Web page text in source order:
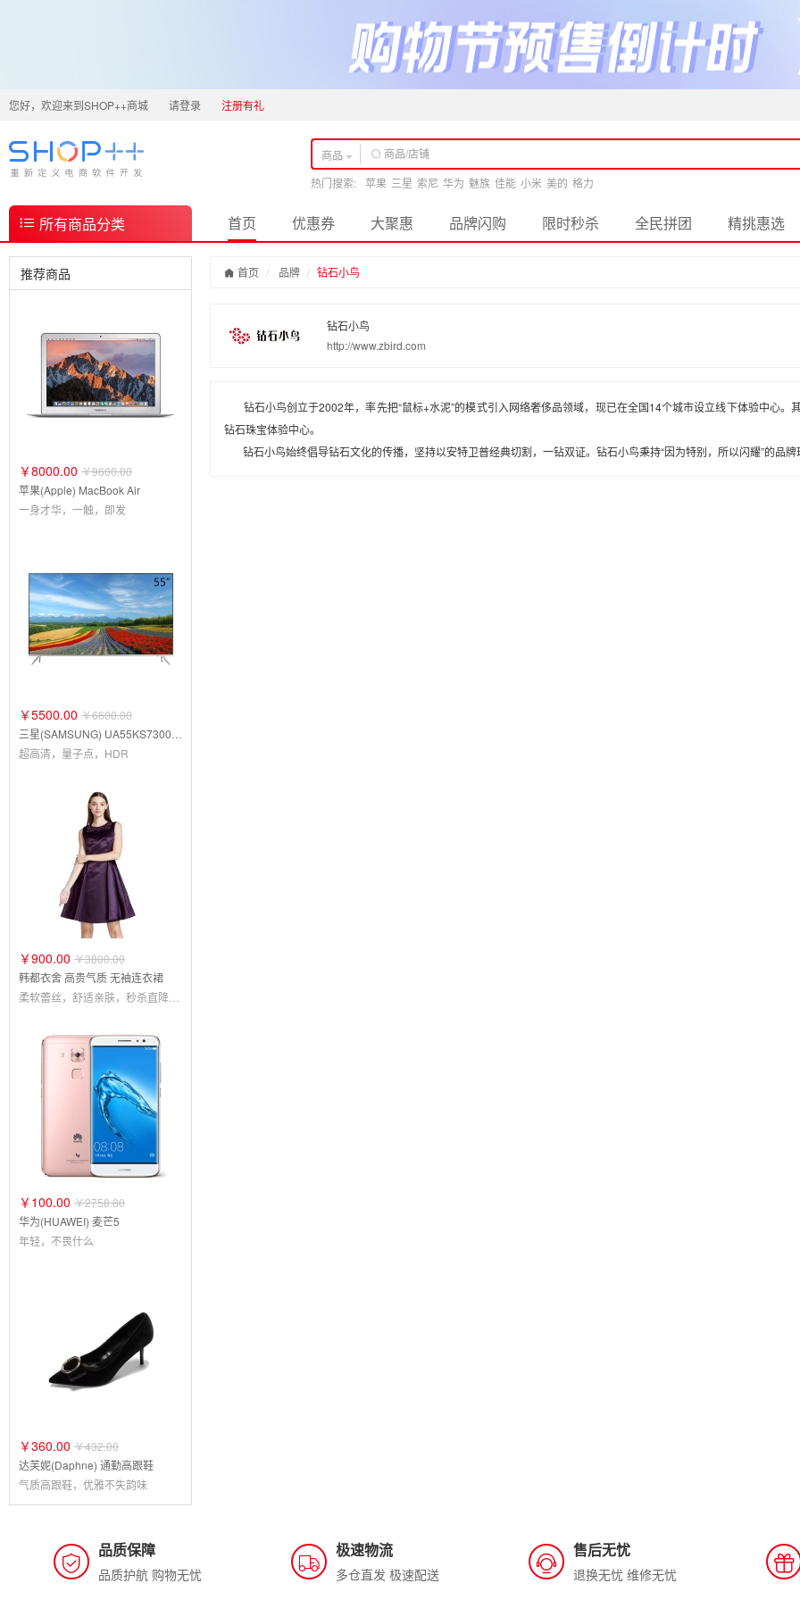
您好，欢迎来到SHOP++商城 请登录 注册有礼
商品
热门搜索:
苹果 三星 索尼 华为 魅族 佳能 小米 美的 格力
所有商品分类 首页 优惠券 大聚惠 品牌闪购 限时秒杀 全民拼团 精挑惠选
推荐商品
￥8000.00 ￥9600.00
苹果(Apple) MacBook Air
一身才华，一触，即发
￥5500.00 ￥6600.00
超高清，量子点，HDR
￥900.00 ￥3800.00
韩都衣舍 高贵气质 无袖连衣裙
￥100.00 ￥2758.80
华为(HUAWEI) 麦芒5
年轻，不畏什么
￥360.00 ￥432.00
达芙妮(Daphne) 通勤高跟鞋
气质高跟鞋，优雅不失韵味
首页 品牌 钻石小鸟
钻石小鸟
http://www.zbird.com
钻石小鸟创立于2002年，率先把“鼠标+水泥”的模式引入网络奢侈品领域，现已在全国14个城市设立线下体验中心
钻石珠宝体验中心。
钻石小鸟始终倡导钻石文化的传播，坚持以安特卫普经典切割，一钻双证。钻石小鸟秉持“因为特别，所以闪耀”的品
品质保障
品质护航 购物无忧
极速物流
多仓直发 极速配送
售后无忧
退换无忧 维修无忧